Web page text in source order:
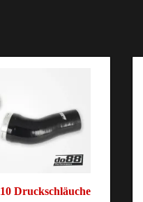
Druckschläuche